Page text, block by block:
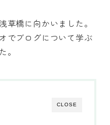
草橋に向かいました。
でブログについて学ぶ
。
CLOSE